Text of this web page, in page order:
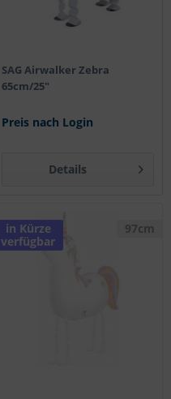
SAG Airwalker Zebra
65cm/25"
Preis nach Login
Details
in Kürze
verfügbar
97cm